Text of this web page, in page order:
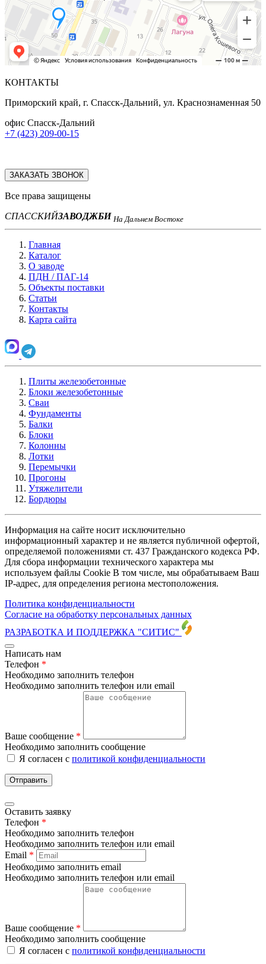
КОНТАКТЫ
Приморский край, г. Спасск-Дальний, ул. Краснознаменная 50
офис Спасск-Дальний
+7 (423) 209-00-15
ЗАКАЗАТЬ ЗВОНОК
Все права защищены
СПАССКИЙЗАВОДЖБИ На Дальнем Востоке
Главная
Каталог
О заводе
ПДН / ПАГ-14
Объекты поставки
Статьи
Контакты
Карта сайта
Плиты железобетонные
Блоки железобетонные
Сваи
Фундаменты
Балки
Блоки
Колонны
Лотки
Перемычки
Прогоны
Утяжелители
Бордюры
Информация на сайте носит исключительно
информационный характер и не является публичной офертой,
определяемой положениями ст. 437 Гражданского кодекса РФ.
Для сбора информации технического характера мы
используем файлы Cookie В том числе, мы обрабатываем Ваш
IP-адрес, для определения региона местоположения.
Политика конфиденциальности
Согласие на обработку персональных данных
РАЗРАБОТКА И ПОДДЕРЖКА "СИТИС"
Написать нам
Телефон *
Необходимо заполнить телефон
Необходимо заполнить телефон или email
Ваше сообщение *
Необходимо заполнить сообщение
Я согласен с политикой конфиденциальности
Отправить
Оставить заявку
Телефон *
Необходимо заполнить телефон
Необходимо заполнить телефон или email
Email *
Необходимо заполнить email
Необходимо заполнить телефон или email
Ваше сообщение *
Необходимо заполнить сообщение
Я согласен с политикой конфиденциальности